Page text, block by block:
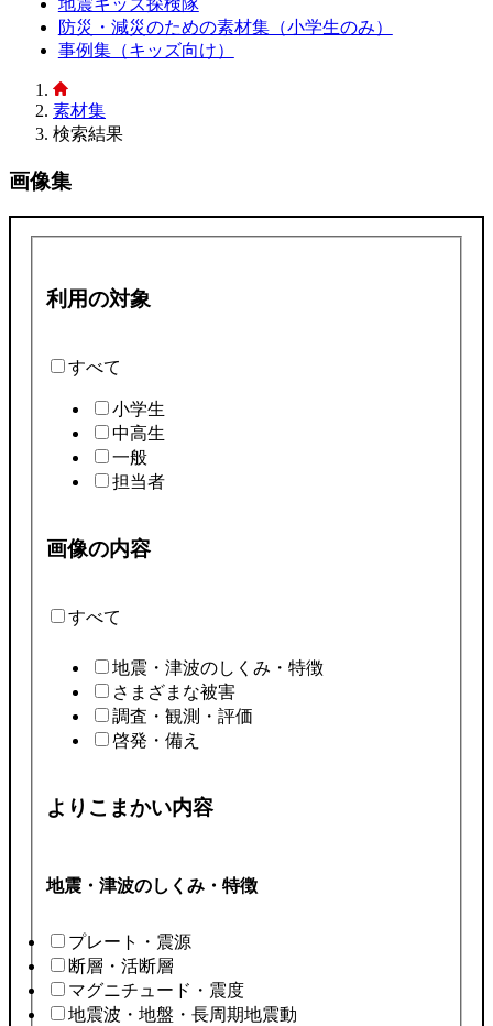
地震キッズ探検隊
防災・減災のための素材集（小学生のみ）
事例集（キッズ向け）
素材集
検索結果
画像集
利用の対象
すべて
小学生
中高生
一般
担当者
画像の内容
すべて
地震・津波のしくみ・特徴
さまざまな被害
調査・観測・評価
啓発・備え
よりこまかい内容
地震・津波のしくみ・特徴
プレート・震源
断層・活断層
マグニチュード・震度
地震波・地盤・長周期地震動